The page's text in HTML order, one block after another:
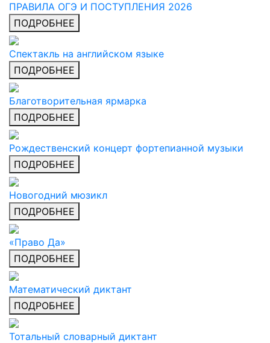
ПРАВИЛА ОГЭ И ПОСТУПЛЕНИЯ 2026
ПОДРОБНЕЕ
Спектакль на английском языке
ПОДРОБНЕЕ
Благотворительная ярмарка
ПОДРОБНЕЕ
Рождественский концерт фортепианной музыки
ПОДРОБНЕЕ
Новогодний мюзикл
ПОДРОБНЕЕ
«Право Да»
ПОДРОБНЕЕ
Математический диктант
ПОДРОБНЕЕ
Тотальный словарный диктант